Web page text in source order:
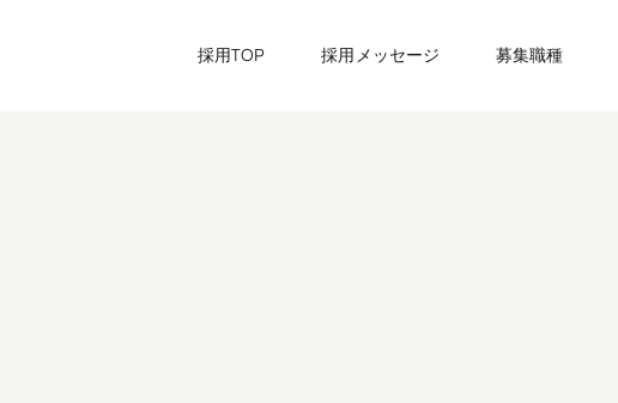
採用TOP 採用メッセージ 募集職種